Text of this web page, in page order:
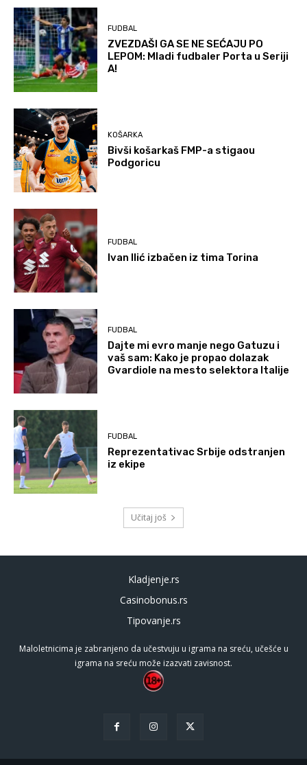
FUDBAL
ZVEZDAŠI GA SE NE SEĆAJU PO
LEPOM: Mladi fudbaler Porta u Seriji
A!
KOŠARKA
Bivši košarkaš FMP-a stigaou
Podgoricu
FUDBAL
Ivan Ilić izbačen iz tima Torina
FUDBAL
Dajte mi evro manje nego Gatuzu i
vaš sam: Kako je propao dolazak
Gvardiole na mesto selektora Italije
FUDBAL
Reprezentativac Srbije odstranjen
iz ekipe
Učitaj još
Kladjenje.rs
Casinobonus.rs
Tipovanje.rs
Maloletnicima je zabranjeno da učestvuju u igrama na sreću, učešće u
igrama na sreću može izazvati zavisnost.